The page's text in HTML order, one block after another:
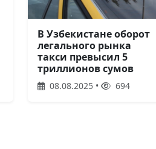
В Узбекистане оборот
легального рынка
такси превысил 5
триллионов сумов
08.08.2025 • 694